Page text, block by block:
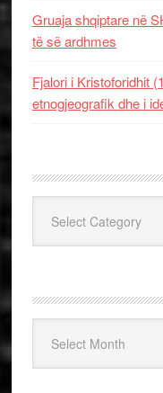
Gruaja shqiptare në
të së ardhmes
Fjalori i Kristoforidhit
etnogjeografik dhe i